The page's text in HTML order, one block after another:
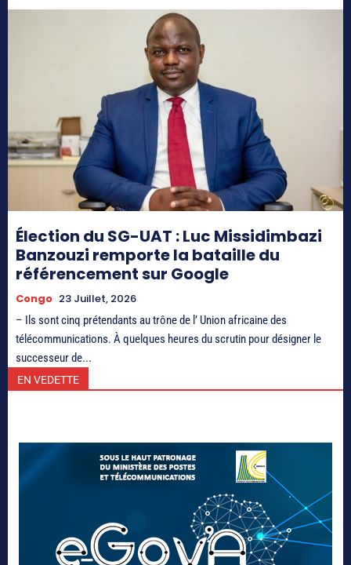
Élection du SG-UAT : Luc Missidimbazi
Banzouzi remporte la bataille du
référencement sur Google
Congo 23 Juillet, 2026
– Ils sont cinq prétendants au trône de l’ Union africaine des
télécommunications. À quelques heures du scrutin pour désigner le
successeur de...
EN VEDETTE